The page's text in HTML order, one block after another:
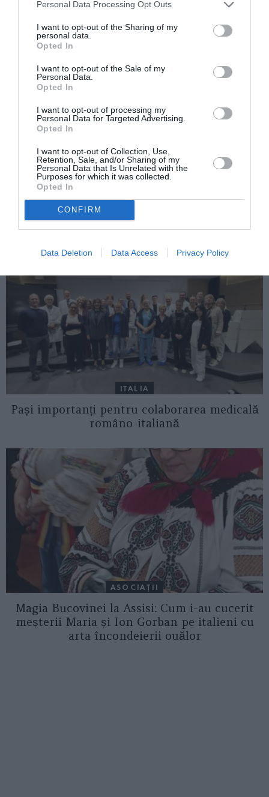
Personal Data Processing Opt Outs
I want to opt-out of the Sharing of my
personal data.
Opted In
I want to opt-out of the Sale of my
Personal Data.
Opted In
I want to opt-out of processing my
Personal Data for Targeted Advertising.
Opted In
I want to opt-out of Collection, Use,
Retention, Sale, and/or Sharing of my
Personal Data that Is Unrelated with the
Purposes for which it was collected.
Opted In
CONFIRM
Data Deletion Data Access Privacy Policy
Bica. ”Nu a fost admisă extrădarea”
Articolul anterior
a violat colega de serviciu pentru a câștiga
un pariu: 5 ani de închisoare
Români prinși la furat în zonele inundate
din Italia: „Șacalii inundației”
AȚI PUTEA DORI DE
ASEMENEA
ITALIA
Pași importanți pentru colaborarea medicală
româno-italiană
ASOCIAŢII
Magia Bucovinei la Assisi: Cum i-au cucerit
meșterii Maria și Ion Gorban pe italieni cu
arta încondeierii ouălor